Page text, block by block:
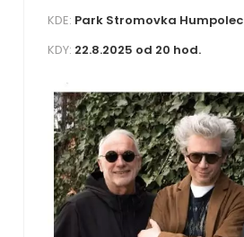
KDE: Park Stromovka Humpolec
KDY: 22.8.2025 od 20 hod.